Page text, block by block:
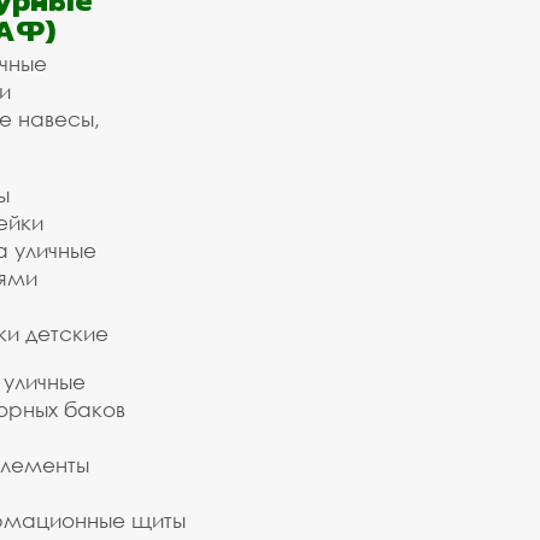
навесы,
уличные
детские
баков
щиты